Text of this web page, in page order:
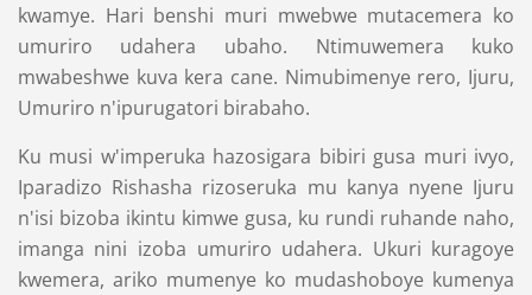
kwamye. Hari benshi muri mwebwe mutacemera ko
umuriro udahera ubaho. Ntimuwemera kuko
mwabeshwe kuva kera cane. Nimubimenye rero, Ijuru,
Umuriro n'ipurugatori birabaho.
Ku musi w'imperuka hazosigara bibiri gusa muri ivyo,
Iparadizo Rishasha rizoseruka mu kanya nyene Ijuru
n'isi bizoba ikintu kimwe gusa, ku rundi ruhande naho,
imanga nini izoba umuriro udahera. Ukuri kuragoye
kwemera, ariko mumenye ko mudashoboye kumenya